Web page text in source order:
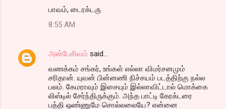
பாவம், டைரக்டரு
8:55 AM
அன்பேசிவம் said…
வணக்கம் சங்கர், உங்கள் எல்லா விமர்சனமும்
சரிதான். யுவன் பின்னணி நிச்சயம் படத்திற்கு நல்ல
பலம். கேமராவும் இசையும் இல்லாவிட்டால் மொக்கை
லிஸ்டில் சேர்ந்திருக்கும். அந்த பாட்டி கேரக்டரை
பத்தி ஒண்ணுமே சொல்லலையே? என்னை